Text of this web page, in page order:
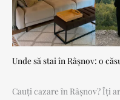
Unde să stai în Râșnov: o
Cauți cazare în Râșnov? Îți